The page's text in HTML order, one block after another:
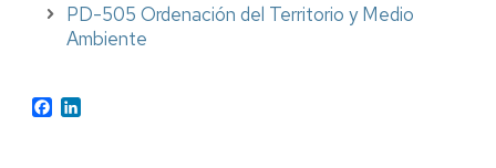
PD-505 Ordenación del Territorio y Medio
Ambiente
Facebook